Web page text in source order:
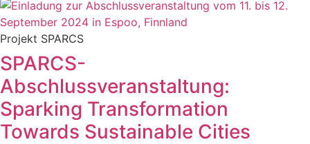
Projekt SPARCS
SPARCS-
Abschlussveranstaltung:
Sparking Transformation
Towards Sustainable Cities